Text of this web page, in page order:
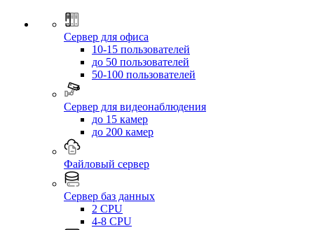
Сервер для офиса
10-15 пользователей
до 50 пользователей
50-100 пользователей
Сервер для видеонаблюдения
до 15 камер
до 200 камер
Файловый сервер
Сервер баз данных
2 CPU
4-8 CPU